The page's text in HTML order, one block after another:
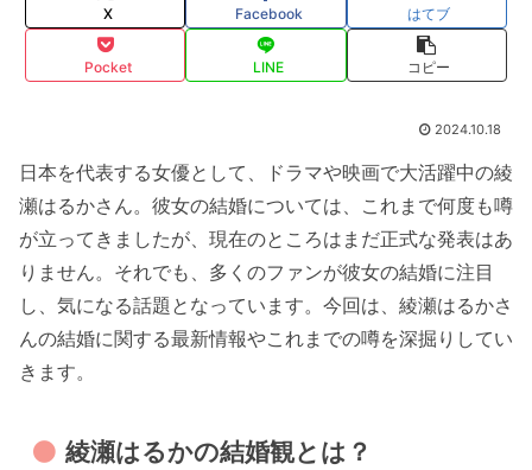
X Facebook はてブ
Pocket LINE コピー
2024.10.18
日本を代表する女優として、ドラマや映画で大活躍中の綾
瀬はるかさん。彼女の結婚については、これまで何度も噂
が立ってきましたが、現在のところはまだ正式な発表はあ
りません。それでも、多くのファンが彼女の結婚に注目
し、気になる話題となっています。今回は、綾瀬はるかさ
んの結婚に関する最新情報やこれまでの噂を深掘りしてい
きます。
綾瀬はるかの結婚観とは？